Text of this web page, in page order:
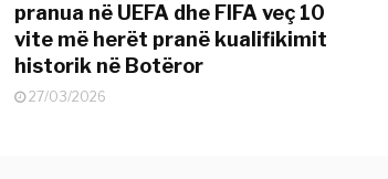
pranua në UEFA dhe FIFA veç 10
vite më herët pranë kualifikimit
historik në Botëror
27/03/2026